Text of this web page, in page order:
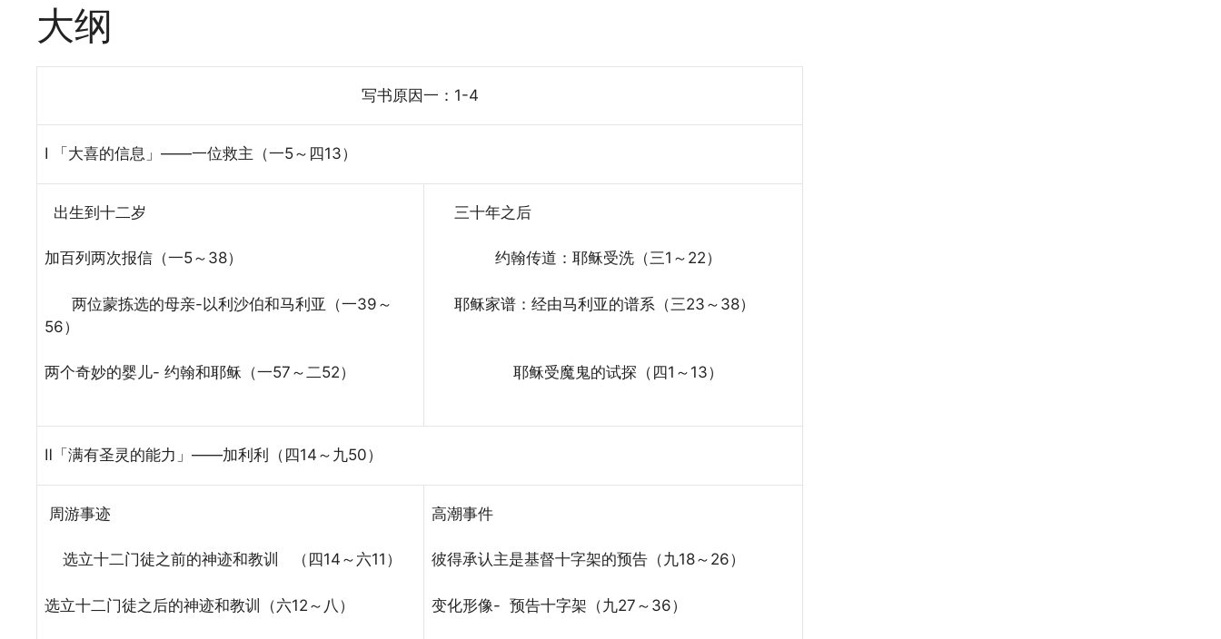
大纲
写书原因一：1-4
Ⅰ 「大喜的信息」——一位救主（一5～四13）
出生到十二岁
加百列两次报信（一5～38）
两位蒙拣选的母亲-以利沙伯和马利亚（一39～
56）
两个奇妙的婴儿- 约翰和耶稣（一57～二52）
三十年之后
约翰传道：耶稣受洗（三1～22）
耶稣家谱：经由马利亚的谱系（三23～38）
耶稣受魔鬼的试探（四1～13）
Ⅱ「满有圣灵的能力」——加利利（四14～九50）
周游事迹
选立十二门徒之前的神迹和教训 （四14～六11）
选立十二门徒之后的神迹和教训（六12～八）
高潮事件
彼得承认主是基督十字架的预告（九18～26）
变化形像- 预告十字架（九27～36）